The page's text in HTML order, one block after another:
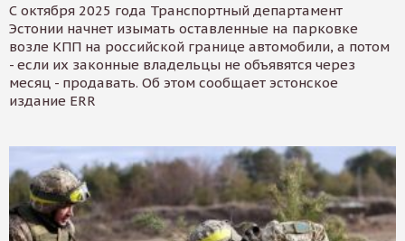
С октября 2025 года Транспортный департамент
Эстонии начнет изымать оставленные на парковке
возле КПП на российской границе автомобили, а потом
- если их законные владельцы не объявятся через
месяц - продавать. Об этом сообщает эстонское
издание ERR